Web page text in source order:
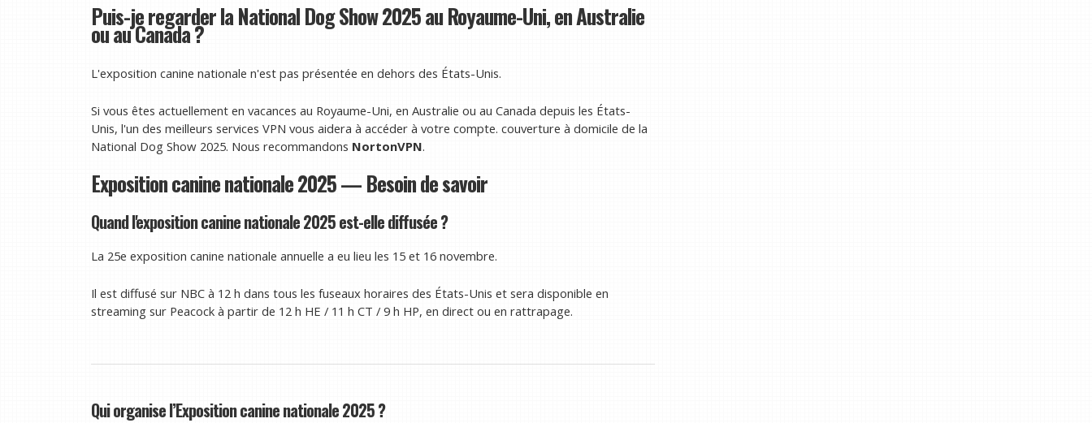
Puis-je regarder la National Dog Show 2025 au Royaume-Uni, en Australie
ou au Canada ?
L'exposition canine nationale n'est pas présentée en dehors des États-Unis.
Si vous êtes actuellement en vacances au Royaume-Uni, en Australie ou au Canada depuis les États-
Unis, l'un des meilleurs services VPN vous aidera à accéder à votre compte. couverture à domicile de la
National Dog Show 2025. Nous recommandons NortonVPN.
Exposition canine nationale 2025 — Besoin de savoir
Quand l'exposition canine nationale 2025 est-elle diffusée ?
La 25e exposition canine nationale annuelle a eu lieu les 15 et 16 novembre.
Il est diffusé sur NBC à 12 h dans tous les fuseaux horaires des États-Unis et sera disponible en
streaming sur Peacock à partir de 12 h HE / 11 h CT / 9 h HP, en direct ou en rattrapage.
Qui organise l’Exposition canine nationale 2025 ?